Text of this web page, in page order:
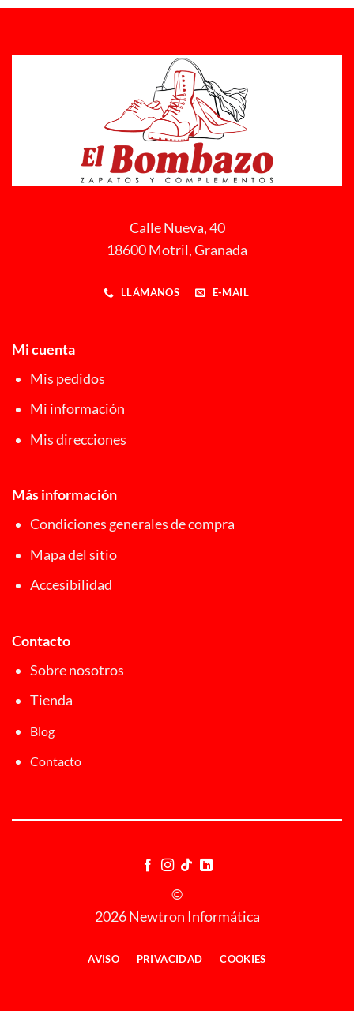
Calle Nueva, 40
18600 Motril, Granada
LLÁMANOS E-MAIL
Mi cuenta
Mis pedidos
Mi información
Mis direcciones
Más información
Condiciones generales de compra
Mapa del sitio
Accesibilidad
Contacto
Sobre nosotros
Tienda
Blog
Contacto
©
2026 Newtron Informática
AVISO PRIVACIDAD COOKIES